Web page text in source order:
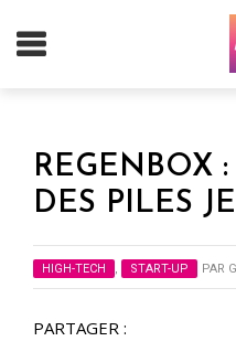
REGENBOX
DES PILES
HIGH-TECH , START-UP PAR
PARTAGER :